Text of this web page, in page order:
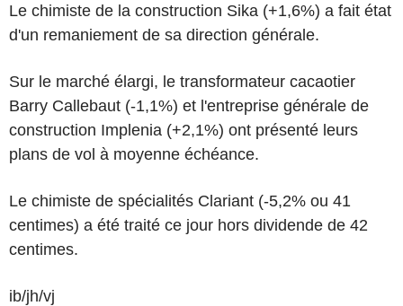
Le chimiste de la construction Sika (+1,6%) a fait état
d'un remaniement de sa direction générale.
Sur le marché élargi, le transformateur cacaotier
Barry Callebaut (-1,1%) et l'entreprise générale de
construction Implenia (+2,1%) ont présenté leurs
plans de vol à moyenne échéance.
Le chimiste de spécialités Clariant (-5,2% ou 41
centimes) a été traité ce jour hors dividende de 42
centimes.
ib/jh/vj